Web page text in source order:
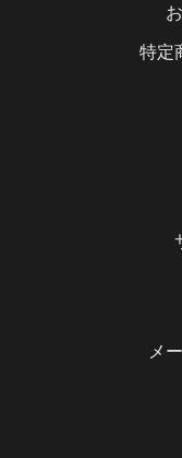
特定
メ